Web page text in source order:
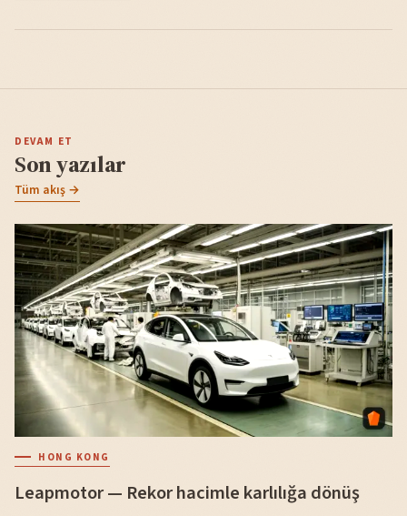
DEVAM ET
Son yazılar
Tüm akış →
HONG KONG
Leapmotor — Rekor hacimle karlılığa dönüş